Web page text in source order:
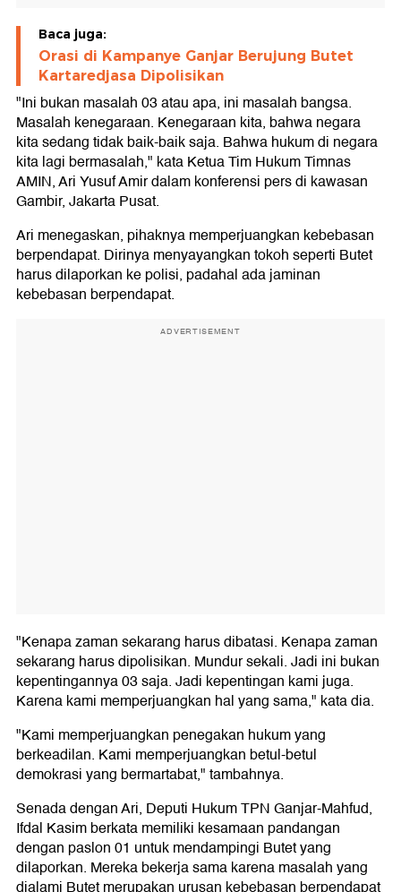
Baca juga:
Orasi di Kampanye Ganjar Berujung Butet
Kartaredjasa Dipolisikan
"Ini bukan masalah 03 atau apa, ini masalah bangsa.
Masalah kenegaraan. Kenegaraan kita, bahwa negara
kita sedang tidak baik-baik saja. Bahwa hukum di negara
kita lagi bermasalah," kata Ketua Tim Hukum Timnas
AMIN, Ari Yusuf Amir dalam konferensi pers di kawasan
Gambir, Jakarta Pusat.
Ari menegaskan, pihaknya memperjuangkan kebebasan
berpendapat. Dirinya menyayangkan tokoh seperti Butet
harus dilaporkan ke polisi, padahal ada jaminan
kebebasan berpendapat.
ADVERTISEMENT
"Kenapa zaman sekarang harus dibatasi. Kenapa zaman
sekarang harus dipolisikan. Mundur sekali. Jadi ini bukan
kepentingannya 03 saja. Jadi kepentingan kami juga.
Karena kami memperjuangkan hal yang sama," kata dia.
"Kami memperjuangkan penegakan hukum yang
berkeadilan. Kami memperjuangkan betul-betul
demokrasi yang bermartabat," tambahnya.
Senada dengan Ari, Deputi Hukum TPN Ganjar-Mahfud,
Ifdal Kasim berkata memiliki kesamaan pandangan
dengan paslon 01 untuk mendampingi Butet yang
dilaporkan. Mereka bekerja sama karena masalah yang